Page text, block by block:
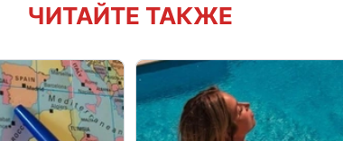
ЧИТАЙТЕ ТАКЖЕ